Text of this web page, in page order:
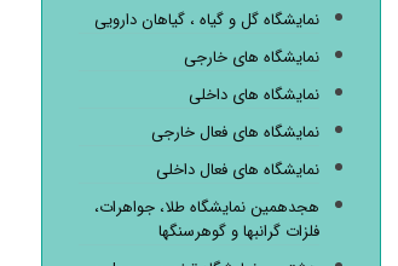
نمایشگاه گل و گیاه ، گیاهان دارویی
نمایشگاه های خارجی
نمایشگاه های داخلی
نمایشگاه های فعال خارجی
نمایشگاه های فعال داخلی
هجدهمین نمایشگاه طلا، جواهرات،
فلزات گرانبها و گوهرسنگها